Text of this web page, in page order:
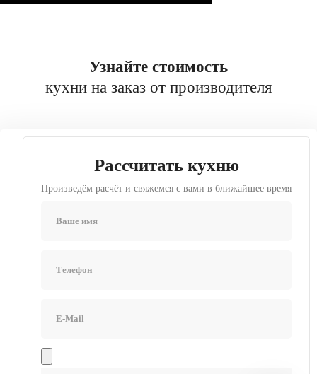
Узнайте стоимость
кухни на заказ от производителя
Рассчитать кухню
Произведём расчёт и свяжемся с вами в ближайшее время